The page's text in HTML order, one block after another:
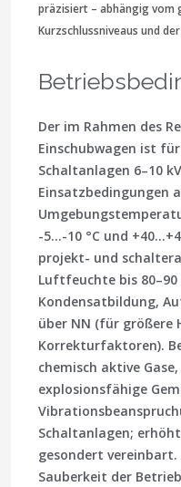
präzisiert – abhängig vom
Kurzschlussniveaus und
Der im Rahmen des
Einschubwagen ist
Schaltanlagen 6–10
Einsatzbedingungen
-5…-10 °C und
projekt- und
Luftfeuchte bis 80–90
Kondensatbildung,
über NN (für größere
Korrekturfaktoren).
chemisch aktive
explosionsfähige
Schaltanlagen;
gesondert
Sauberkeit der